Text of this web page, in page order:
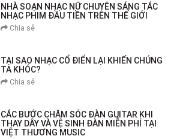
NHÀ SOẠN NHẠC NỮ CHUYÊN SÁNG TÁC
NHẠC PHIM ĐẦU TIỀN TRÊN THẾ GIỚI
Chia sẻ
TẠI SAO NHẠC CỔ ĐIỂN LẠI KHIẾN CHÚNG
TA KHÓC?
Chia sẻ
CÁC BƯỚC CHĂM SÓC ĐÀN GUITAR KHI
THAY DÂY VÀ VỆ SINH ĐÀN MIỄN PHÍ TẠI
VIỆT THƯƠNG MUSIC